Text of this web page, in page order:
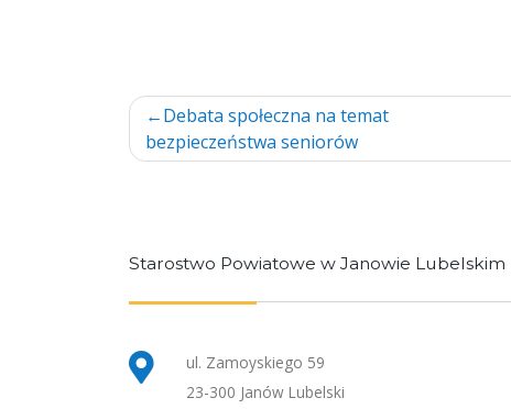
Nawigacja
wpisu
Debata społeczna na temat
bezpieczeństwa seniorów
Starostwo Powiatowe w Janowie Lubelskim
ul. Zamoyskiego 59
23-300 Janów Lubelski